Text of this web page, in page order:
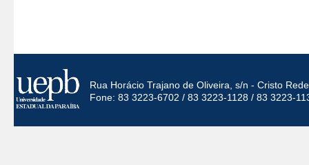
Rua Horácio Trajano de Oliveira, s/n - Cristo
Fone: 83 3223-6702 / 83 3223-1128 / 83 3223-